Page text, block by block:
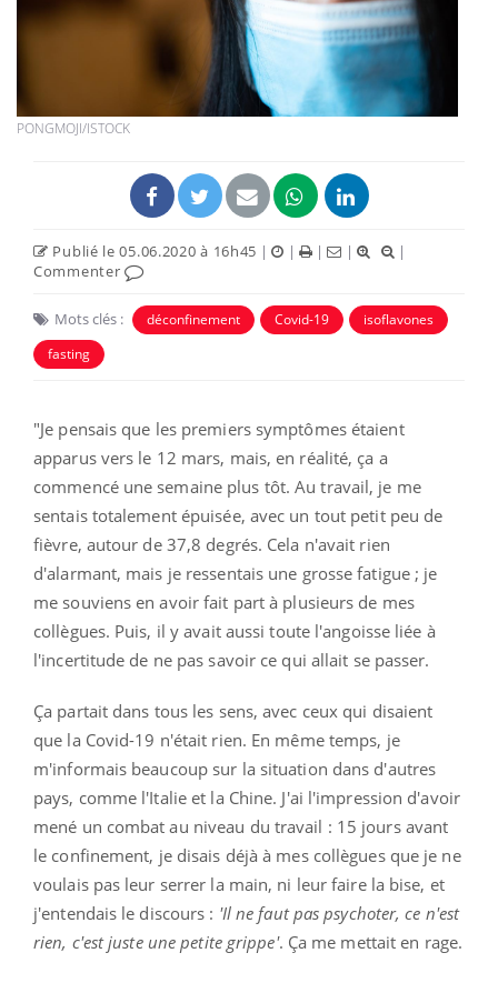
PONGMOJI/ISTOCK
Publié le 05.06.2020 à 16h45 | | | |
|
Commenter
Mots clés : déconfinement Covid-19
isoflavones
fasting
"Je pensais que les premiers symptômes étaient
apparus vers le 12 mars, mais, en réalité, ça a
commencé une semaine plus tôt. Au travail, je me
sentais totalement épuisée, avec un tout petit peu de
fièvre, autour de 37,8 degrés. Cela n'avait rien
d'alarmant, mais je ressentais une grosse fatigue ; je
me souviens en avoir fait part à plusieurs de mes
collègues. Puis, il y avait aussi toute l'angoisse liée à
l'incertitude de ne pas savoir ce qui allait se passer.
Ça partait dans tous les sens, avec ceux qui disaient
que la Covid-19 n'était rien. En même temps, je
m'informais beaucoup sur la situation dans d'autres
pays, comme l'Italie et la Chine. J'ai l'impression d'avoir
mené un combat au niveau du travail : 15 jours avant
le confinement, je disais déjà à mes collègues que je ne
voulais pas leur serrer la main, ni leur faire la bise, et
j'entendais le discours : 'Il ne faut pas psychoter, ce n'est
rien, c'est juste une petite grippe'. Ça me mettait en rage.